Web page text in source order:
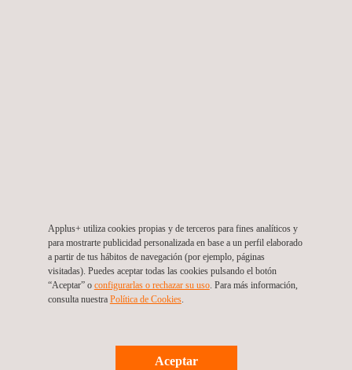
Certificación GlobalG.A.P.
Applus+ utiliza cookies propias y de terceros para fines analíticos y
para mostrarte publicidad personalizada en base a un perfil elaborado
a partir de tus hábitos de navegación (por ejemplo, páginas
visitadas). Puedes aceptar todas las cookies pulsando el botón
“Aceptar” o configurarlas o rechazar su uso. Para más información,
consulta nuestra Política de Cookies. ​
Aceptar